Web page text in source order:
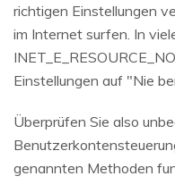
richtigen Einstellungen
im Internet surfen. In
Einstellungen auf "Nie
Überprüfen Sie also
genannten Methoden